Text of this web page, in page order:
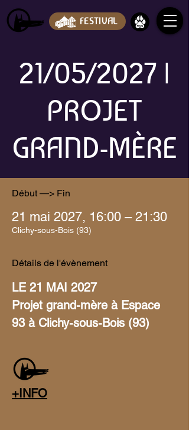
FESTIVAL
21/05/2027 |
PROJET
GRAND-MÈRE
Début —> Fin
21 mai 2027, 16:00 – 21:30
Clichy-sous-Bois (93)
Détails de l'évènement
LE 21 MAI 2027
Projet grand-mère à Espace
93 à Clichy-sous-Bois (93)
+INFO